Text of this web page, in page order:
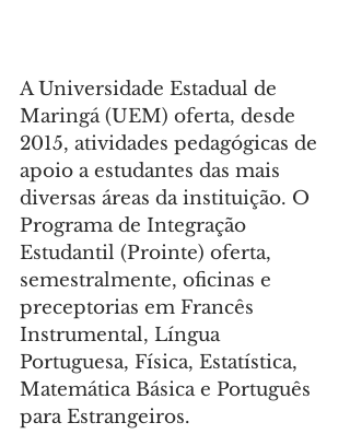
A Universidade Estadual de
Maringá (UEM) oferta, desde
2015, atividades pedagógicas de
apoio a estudantes das mais
diversas áreas da instituição. O
Programa de Integração
Estudantil (Prointe) oferta,
semestralmente, oficinas e
preceptorias em Francês
Instrumental, Língua
Portuguesa, Física, Estatística,
Matemática Básica e Português
para Estrangeiros.